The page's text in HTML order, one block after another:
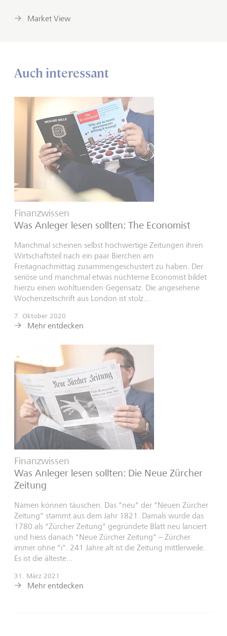
Market View
Auch interessant
Finanzwissen
Was Anleger lesen sollten: The Economist
Manchmal scheinen selbst hochwertige Zeitungen ihren
Wirtschaftsteil nach ein paar Bierchen am
Freitagnachmittag zusammengeschustert zu haben. Der
seriöse und manchmal etwas nüchterne Economist bildet
hierzu einen wohltuenden Gegensatz. Die angesehene
Wochenzeitschrift aus London ist stolz...
7. Oktober 2020
Mehr entdecken
Finanzwissen
Was Anleger lesen sollten: Die Neue Zürcher
Zeitung
Namen können täuschen. Das "neu" der "Neuen Zürcher
Zeitung" stammt aus dem Jahr 1821. Damals wurde das
1780 als "Zürcher Zeitung" gegründete Blatt neu lanciert
und hiess danach "Neue Zürcher Zeitung" – Zürcher
immer ohne "i". 241 Jahre alt ist die Zeitung mittlerweile.
Es ist die älteste...
31. März 2021
Mehr entdecken